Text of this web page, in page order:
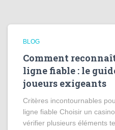
BLOG
Comment
ligne fiable : le
joueurs exigeants
Critères incontournables
ligne fiable Choisir un
vérifier plusieurs éléments